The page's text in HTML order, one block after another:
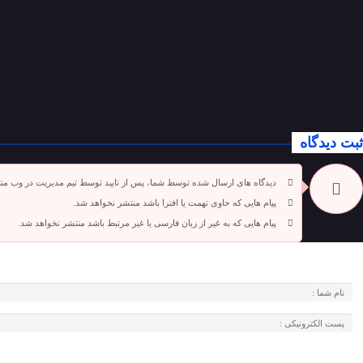
ثبت دیدگاه
دیدگاه های ارسال شده توسط شما، پس از تایید توسط تیم مدیریت در وب
پیام هایی که حاوی تهمت یا افترا باشد منتشر نخواهد شد.
پیام هایی که به غیر از زبان فارسی یا غیر مرتبط باشد منتشر نخواهد شد.